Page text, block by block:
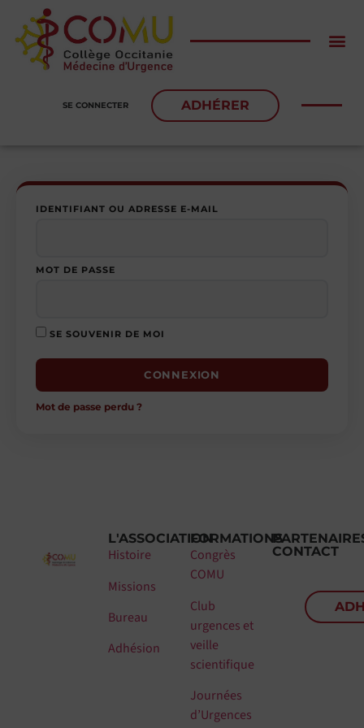
SE CONNECTER ADHÉRER
IDENTIFIANT OU ADRESSE E-MAIL
MOT DE PASSE
SE SOUVENIR DE MOI
CONNEXION
Mot de passe perdu ?
L'ASSOCIATION
Histoire
Missions
Bureau
Adhésion
FORMATIONS
Congrès
COMU
Club
urgences et
veille
scientifique
Journées
d’Urgences
CONTACT